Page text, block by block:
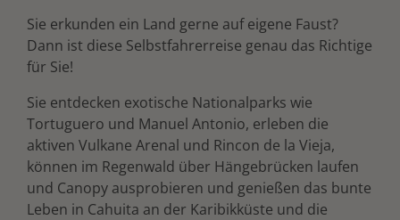
Sie erkunden ein Land gerne auf eigene Faust?
Dann ist diese Selbstfahrerreise genau das Richtige
für Sie!
Sie entdecken exotische Nationalparks wie
Tortuguero und Manuel Antonio, erleben die
aktiven Vulkane Arenal und Rincon de la Vieja,
können im Regenwald über Hängebrücken laufen
und Canopy ausprobieren und genießen das bunte
Leben in Cahuita an der Karibikküste und die